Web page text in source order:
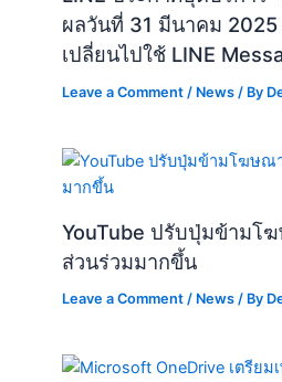
ผลวันที่ 31 มีนาคม
เปลี่ยนไปใช้ LINE
Leave a Comment / News / By
YouTube ปรับปุ่มข้ามโ
ส่วนร่วมมากขึ้น
Leave a Comment / News / By